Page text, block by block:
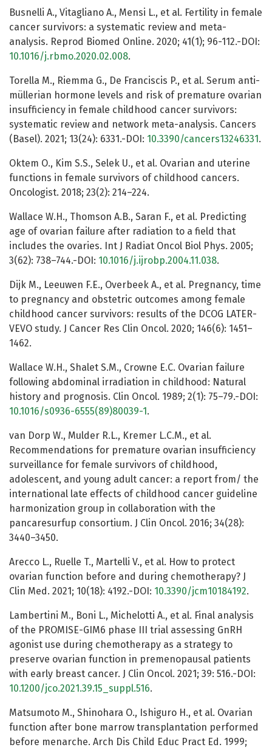
Busnelli A., Vitagliano A., Mensi L., et al. Fertility in female
cancer survivors: a systematic review and meta-
analysis. Reprod Biomed Online. 2020; 41(1); 96-112.-DOI:
10.1016/j.rbmo.2020.02.008.
Torella M., Riemma G., De Franciscis P., et al. Serum anti-
müllerian hormone levels and risk of premature ovarian
insufficiency in female childhood cancer survivors:
systematic review and network meta-analysis. Cancers
(Basel). 2021; 13(24): 6331.-DOI: 10.3390/cancers13246331 .
Oktem O., Kim S.S., Selek U., et al. Ovarian and uterine
functions in female survivors of childhood cancers.
Oncologist. 2018; 23(2): 214–224.
Wallace W.H., Thomson A.B., Saran F., et al. Predicting
age of ovarian failure after radiation to a field that
includes the ovaries. Int J Radiat Oncol Biol Phys. 2005;
3(62): 738–744.-DOI: 10.1016/j.ijrobp.2004.11.038.
Dijk M., Leeuwen F.E., Overbeek A., et al. Pregnancy, time
to pregnancy and obstetric outcomes among female
childhood cancer survivors: results of the DCOG LATER-
VEVO study. J Cancer Res Clin Oncol. 2020; 146(6): 1451–
1462.
Wallace W.H., Shalet S.M., Crowne E.C. Ovarian failure
following abdominal irradiation in childhood: Natural
history and prognosis. Clin Oncol. 1989; 2(1): 75–79.-DOI:
10.1016/s0936-6555(89)80039-1 .
van Dorp W., Mulder R.L., Kremer L.C.M., et al.
Recommendations for premature ovarian insufficiency
surveillance for female survivors of childhood,
adolescent, and young adult cancer: a report from/ the
international late effects of childhood cancer guideline
harmonization group in collaboration with the
pancaresurfup consortium. J Clin Oncol. 2016; 34(28):
3440–3450.
Arecco L., Ruelle T., Martelli V., et al. How to protect
ovarian function before and during chemotherapy? J
Clin Med. 2021; 10(18): 4192.-DOI: 10.3390/jcm10184192.
Lambertini M., Boni L., Michelotti A., et al. Final analysis
of the PROMISE-GIM6 phase III trial assessing GnRH
agonist use during chemotherapy as a strategy to
preserve ovarian function in premenopausal patients
with early breast cancer. J Clin Oncol. 2021; 39: 516.-DOI:
10.1200/jco.2021.39.15_suppl.516.
Matsumoto M., Shinohara O., Ishiguro H., et al. Ovarian
function after bone marrow transplantation performed
before menarche. Arch Dis Child Educ Pract Ed. 1999;